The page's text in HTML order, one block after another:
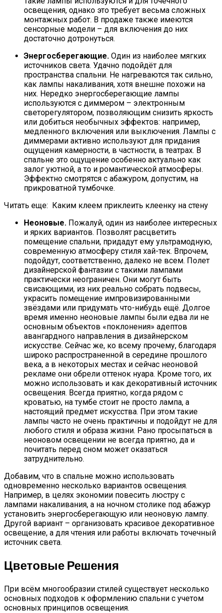
освещения, однако это требует весьма сложных
монтажных работ. В продаже также имеются
сенсорные модели – для включения до них
достаточно дотронуться.
Энергосберегающие. Один из наиболее мягких
источников света. Удачно подойдёт для
пространства спальни. Не нагреваются так сильно,
как лампы накаливания, хотя внешне похожи на
них. Нередко энергосберегающие лампы
используются с диммером – электронным
светорегулятором, позволяющим снизить яркость
или добиться необычных эффектов: например,
медленного включения или выключения. Лампы с
диммерами активно используют для придания
ощущения камерности, в частности, в театрах. В
спальне это ощущение особенно актуально как
залог уютной, а то и романтической атмосферы.
Эффектно смотрятся с абажуром, допустим, на
прикроватной тумбочке.
Читать еще: Каким клеем приклеить клеенку на стену
Неоновые. Пожалуй, один из наиболее интересных
и ярких вариантов. Позволят расцветить
помещение спальни, придадут ему ультрамодную,
современную атмосферу стиля хай-тек. Впрочем,
подойдут, соответственно, далеко не всем. Полет
дизайнерской фантазии с такими лампами
практически неограничен. Они могут быть
свисающими, из них реально собрать подвесы,
украсить помещение импровизированными
звёздами или придумать что-нибудь ещё. Долгое
время именно неоновые лампы были едва ли не
основным объектов «поклонения» адептов
авангардного направления в дизайнерском
искусстве. Сейчас же, ко всему прочему, благодаря
широко распространенной в середине прошлого
века, а в некоторых местах и сейчас неоновой
рекламе они обрели оттенок нуара. Кроме того, их
можно использовать и как декоративный источник
освещения. Всегда приятно, когда рядом с
кроватью, на тумбе стоит не просто лампа, а
настоящий предмет искусства. При этом такие
лампы часто не очень практичны и подойдут не для
любого стиля и образа жизни. Рано просыпаться в
неоновом освещении не всегда приятно, да и
почитать перед сном может оказаться
затруднительно.
Добавим, что в спальне можно использовать
одновременно несколько вариантов освещения.
Например, в целях экономии повесить люстру с
лампами накаливания, а на ночном столике под абажур
установить энергосберегающую или неоновую лампу.
Другой вариант – организовать красивое декоративное
освещение, а для чтения или работы включать точечный
источник света.
Цветовые Решения
При всём многообразии стилей существует несколько
основных подходов к оформлению спальни с учетом
основных принципов освещения.